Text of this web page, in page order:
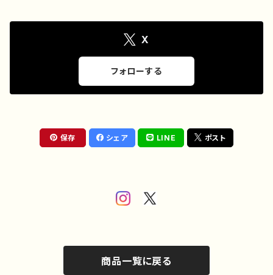
ト 生足 フード パーカー
個性的 おすすめ 人気 イラ
イトル：メデューサ 作：nero
X
フォローする
保存 シェア LINE ポスト
商品一覧に戻る